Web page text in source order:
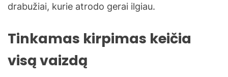
drabužiai, kurie atrodo gerai ilgiau.
Tinkamas kirpimas keičia
visą vaizdą